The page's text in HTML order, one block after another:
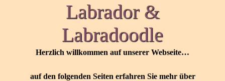
Labrador &
Labradoodle
Herzlich willkommen auf unserer Webseite…
auf den folgenden Seiten erfahren Sie mehr über